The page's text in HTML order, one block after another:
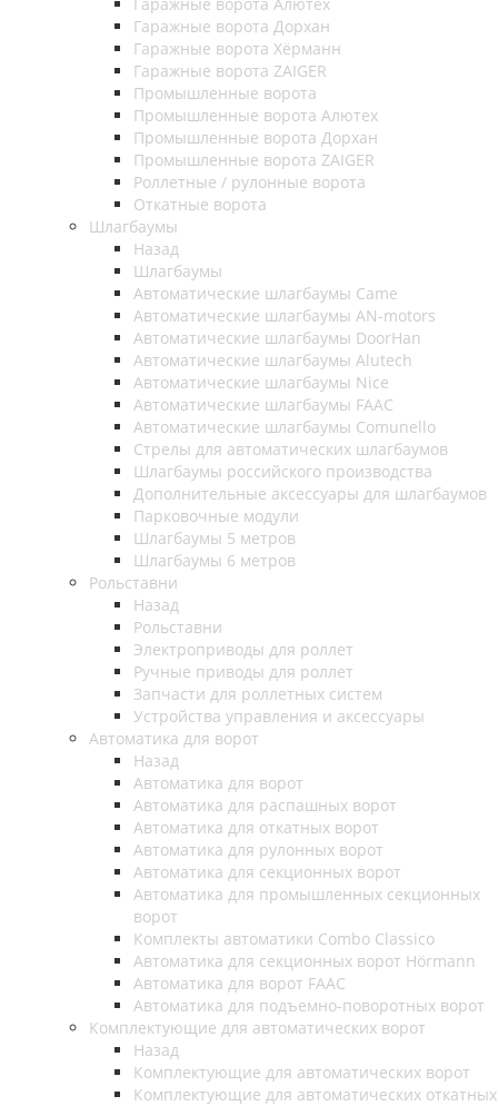
Гаражные ворота Дорхан
Гаражные ворота Хёрманн
Гаражные ворота ZAIGER
Промышленные ворота
Промышленные ворота Алютех
Промышленные ворота Дорхан
Промышленные ворота ZAIGER
Роллетные / рулонные ворота
Откатные ворота
Шлагбаумы
Назад
Шлагбаумы
Автоматические шлагбаумы Came
Автоматические шлагбаумы AN-motors
Автоматические шлагбаумы DoorHan
Автоматические шлагбаумы Alutech
Автоматические шлагбаумы Nice
Автоматические шлагбаумы FAAC
Автоматические шлагбаумы Comunello
Стрелы для автоматических шлагбаумов
Шлагбаумы российского производства
Дополнительные аксессуары для шлагбаумов
Парковочные модули
Шлагбаумы 5 метров
Шлагбаумы 6 метров
Рольставни
Назад
Рольставни
Электроприводы для роллет
Ручные приводы для роллет
Запчасти для роллетных систем
Устройства управления и аксессуары
Автоматика для ворот
Назад
Автоматика для ворот
Автоматика для распашных ворот
Автоматика для откатных ворот
Автоматика для рулонных ворот
Автоматика для секционных ворот
Автоматика для промышленных секционных
ворот
Комплекты автоматики Combo Classico
Автоматика для секционных ворот Hörmann
Автоматика для ворот FAAC
Автоматика для подъемно-поворотных ворот
Комплектующие для автоматических ворот
Назад
Комплектующие для автоматических ворот
Комплектующие для автоматических откатных